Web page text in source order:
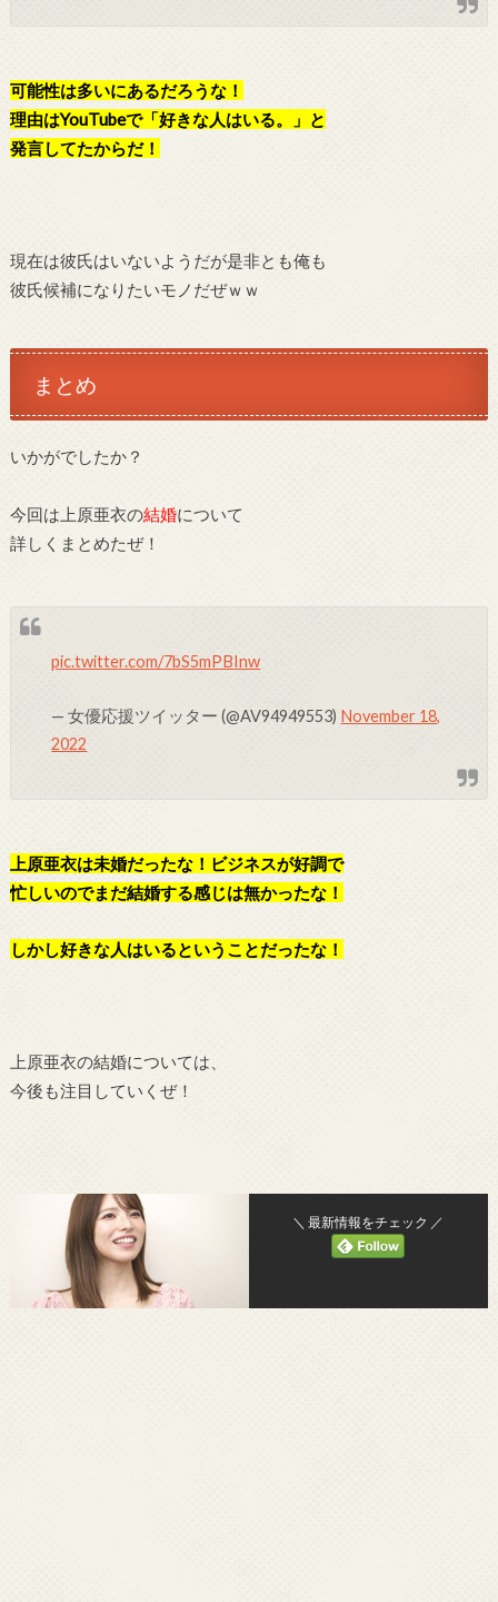
可能性は多いにあるだろうな！
理由はYouTubeで「好きな人はいる。」と
発言してたからだ！
現在は彼氏はいないようだが是非とも俺も
彼氏候補になりたいモノだぜｗｗ
まとめ
いかがでしたか？
今回は上原亜衣の結婚について
詳しくまとめたぜ！
pic.twitter.com/7bS5mPBInw
— 女優応援ツイッター (@AV94949553) November 18,
2022
上原亜衣は未婚だったな！ビジネスが好調で
忙しいのでまだ結婚する感じは無かったな！
しかし好きな人はいるということだったな！
上原亜衣の結婚については、
今後も注目していくぜ！
＼ 最新情報をチェック ／